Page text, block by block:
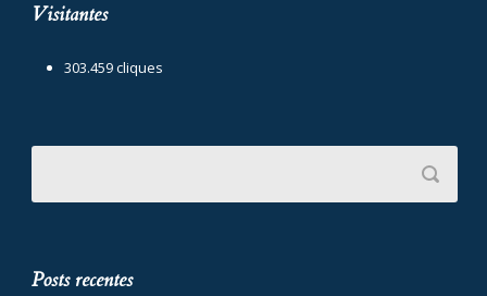
Visitantes
303.459 cliques
Posts recentes